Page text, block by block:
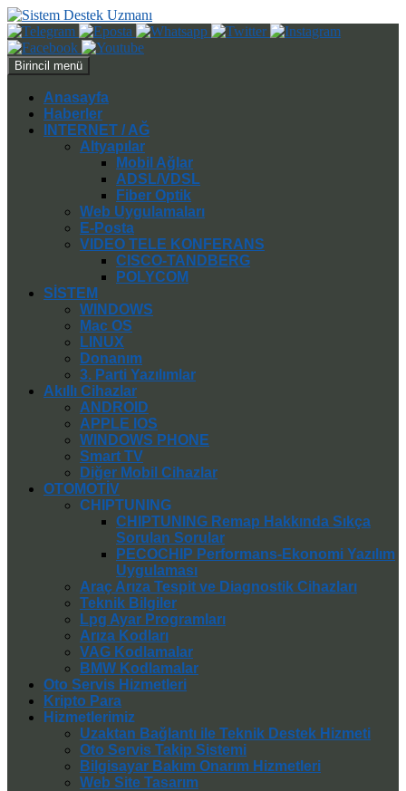
Ara
Birincil menü
atla
Anasayfa
Haberler
INTERNET / AĞ
Altyapılar
Mobil Ağlar
ADSL/VDSL
Fiber Optik
Web Uygulamaları
E-Posta
VIDEO TELE KONFERANS
CISCO-TANDBERG
POLYCOM
SİSTEM
WINDOWS
Mac OS
LINUX
Donanım
3. Parti Yazılımlar
Akıllı Cihazlar
ANDROID
APPLE IOS
WINDOWS PHONE
Smart TV
Diğer Mobil Cihazlar
OTOMOTİV
CHIPTUNING
CHIPTUNING Remap Hakkında Sıkça
Sorulan Sorular
PECOCHIP Performans-Ekonomi Yazılım
Uygulaması
Araç Arıza Tespit ve Diagnostik Cihazları
Teknik Bilgiler
Lpg Ayar Programları
Arıza Kodları
VAG Kodlamalar
BMW Kodlamalar
Oto Servis Hizmetleri
Kripto Para
Hizmetlerimiz
Uzaktan Bağlantı ile Teknik Destek Hizmeti
Oto Servis Takip Sistemi
Bilgisayar Bakım Onarım Hizmetleri
Web Site Tasarım